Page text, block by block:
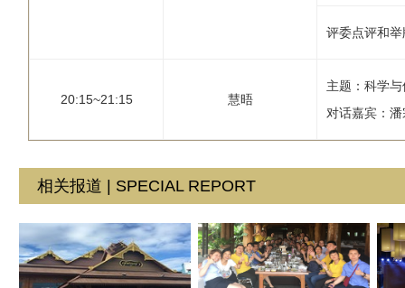
评委点评和
20:15~21:15 慧晤
主题：科学
对话嘉宾：
相关报道 | SPECIAL REPORT